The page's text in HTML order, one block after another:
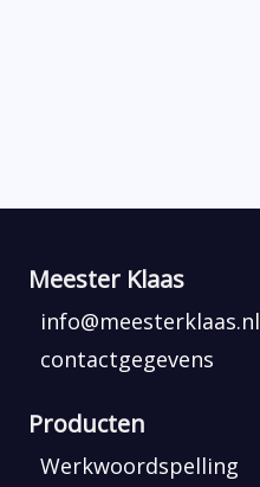
Meester Klaas
info@meesterklaas.nl
contactgegevens
Producten
Werkwoordspelling